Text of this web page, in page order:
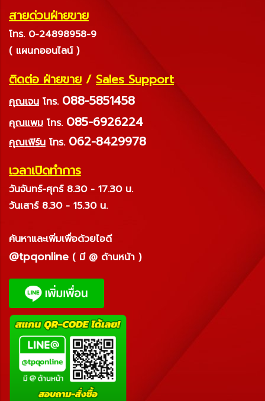
สายด่วนฝ่ายขาย
โทร. 0-24898958-9
( แผนกออนไลน์ )
ติดต่อ ฝ่ายขาย / Sales Support
คุณเจน โทร. 088-5851458
คุณแพม โทร. 085-6926224
คุณเฟิร์น โทร. 062-8429978
เวลาเปิดทำการ
วันจันทร์-ศุกร์ 8.30 - 17.30 น.
วันเสาร์ 8.30 - 15.30 น.
ค้นหาและเพิ่มเพื่อด้วยไอดี
@tpqonline ( มี @ ด้านหน้า )